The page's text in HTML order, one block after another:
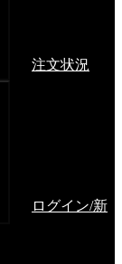
注文状況
ログイン/新